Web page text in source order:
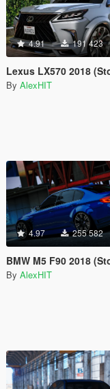
4.91 191 423
Lexus LX570 2018 (Stock & WALD) [Add-On /
By AlexHIT
4.97 255 582
BMW M5 F90 2018 (Stock & LibertyWalk) [Add-
By AlexHIT